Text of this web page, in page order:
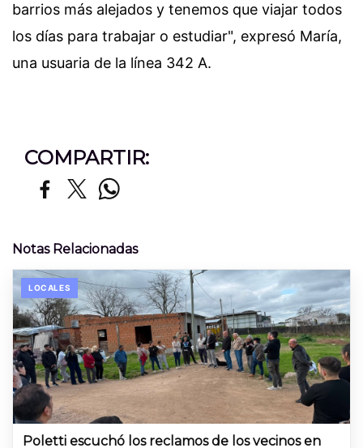
barrios más alejados y tenemos que viajar todos
los días para trabajar o estudiar", expresó María,
una usuaria de la línea 342 A.
COMPARTIR:
Notas Relacionadas
LOCALES
Poletti escuchó los reclamos de los vecinos en